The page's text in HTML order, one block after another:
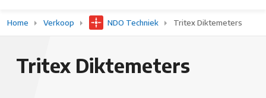
Home Verkoop NDO Techniek Tritex Diktemeters
Tritex Diktemeters